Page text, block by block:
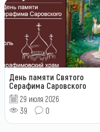
День памяти Святого
Серафима Саровского
29 июля 2026
39
0